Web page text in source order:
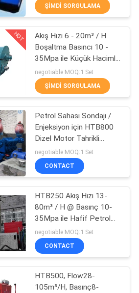
Çamur
Bulamaç
4
ŞIMDI SORGULAMA
HOT
Akış Hızı 6 - 20m³ / H
Boşaltma Basıncı 10 -
35Mpa ile Küçük Hacimli
Araç Pompası
negotiable MOQ:1 Set
ŞIMDI SORGULAMA
Petrol Sahası Sondajı /
Enjeksiyon için HTB800
Dizel Motor Tahrikli
800HP Sondaj Çamur
Pompası
negotiable MOQ:1 Set
CONTACT
HTB250 Akış Hızı 13-
80m³ / H @ Basınç 10-
35Mpa ile Hafif Petrol
Sahası Araç Pompası
negotiable MOQ:1 Set
CONTACT
HTB500, Flow28-
105m³/H, Basınç8-